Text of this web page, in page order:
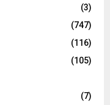
(3)
(747)
(116)
(105)
(7)